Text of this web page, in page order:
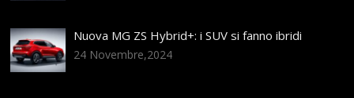
Nuova MG ZS Hybrid+: i SUV si fanno ibridi
24 Novembre,2024